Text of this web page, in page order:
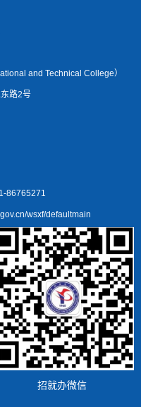
and Technical College）
路2号
86765271
wsxf/defaultmain
招就办微信